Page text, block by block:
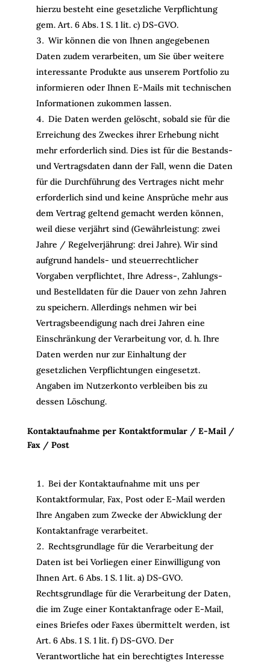
hierzu besteht eine gesetzliche Verpflichtung
gem. Art. 6 Abs. 1 S. 1 lit. c) DS-GVO.
Wir können die von Ihnen angegebenen
Daten zudem verarbeiten, um Sie über weitere
interessante Produkte aus unserem Portfolio zu
informieren oder Ihnen E-Mails mit technischen
Informationen zukommen lassen.
Die Daten werden gelöscht, sobald sie für die
Erreichung des Zweckes ihrer Erhebung nicht
mehr erforderlich sind. Dies ist für die Bestands-
und Vertragsdaten dann der Fall, wenn die Daten
für die Durchführung des Vertrages nicht mehr
erforderlich sind und keine Ansprüche mehr aus
dem Vertrag geltend gemacht werden können,
weil diese verjährt sind (Gewährleistung: zwei
Jahre / Regelverjährung: drei Jahre). Wir sind
aufgrund handels- und steuerrechtlicher
Vorgaben verpflichtet, Ihre Adress-, Zahlungs-
und Bestelldaten für die Dauer von zehn Jahren
zu speichern. Allerdings nehmen wir bei
Vertragsbeendigung nach drei Jahren eine
Einschränkung der Verarbeitung vor, d. h. Ihre
Daten werden nur zur Einhaltung der
gesetzlichen Verpflichtungen eingesetzt.
Angaben im Nutzerkonto verbleiben bis zu
dessen Löschung.
Kontaktaufnahme per Kontaktformular / E-Mail /
Fax / Post
Bei der Kontaktaufnahme mit uns per
Kontaktformular, Fax, Post oder E-Mail werden
Ihre Angaben zum Zwecke der Abwicklung der
Kontaktanfrage verarbeitet.
Rechtsgrundlage für die Verarbeitung der
Daten ist bei Vorliegen einer Einwilligung von
Ihnen Art. 6 Abs. 1 S. 1 lit. a) DS-GVO.
Rechtsgrundlage für die Verarbeitung der Daten,
die im Zuge einer Kontaktanfrage oder E-Mail,
eines Briefes oder Faxes übermittelt werden, ist
Art. 6 Abs. 1 S. 1 lit. f) DS-GVO. Der
Verantwortliche hat ein berechtigtes Interesse